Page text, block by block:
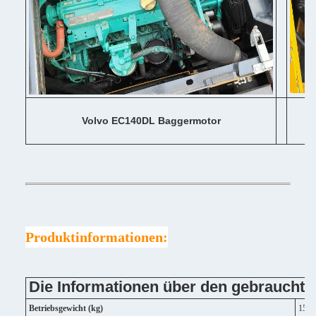
Volvo EC140DL Baggermotor
Produktinformationen:
Die Informationen über den
Betriebsgewicht (kg)